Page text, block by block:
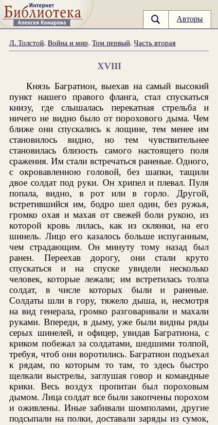
Авторы
Л. Толстой.Война и мир.Том первый.Часть вторая
XVIII
Князь Багратион, выехав на самый высокий
пункт нашего правого фланга, стал спускаться
книзу, где слышалась перекатная стрельба и
ничего не видно было от порохового дыма. Чем
ближе они спускались к лощине, тем менее им
становилось видно, но тем чувствительнее
становилась близость самого настоящего поля
сражения. Им стали встречаться раненые. Одного,
с окровавленною головой, без шапки, тащили
двое солдат под руки. Он хрипел и плевал. Пуля
попала, видно, в рот или в горло. Другой,
встретившийся им, бодро шел один, без ружья,
громко охая и махая от свежей боли рукою, из
которой кровь лилась, как из склянки, на его
шинель. Лицо его казалось больше испуганным,
чем страдающим. Он минуту тому назад был
ранен. Переехав дорогу, они стали круто
спускаться и на спуске увидели несколько
человек, которые лежали; им встретилась толпа
солдат, в числе которых были и раненые.
Солдаты шли в гору, тяжело дыша, и, несмотря
на вид генерала, громко разговаривали и махали
руками. Впереди, в дыму, уже были видны ряды
серых шинелей, и офицер, увидав Багратиона, с
криком побежал за солдатами, шедшими толпой,
требуя, чтоб они воротились. Багратион подъехал
к рядам, по которым то там, то здесь быстро
щелкали выстрелы, заглушая говор и командные
крики. Весь воздух пропитан был пороховым
дымом. Лица солдат все были закопчены порохом
и оживлены. Иные забивали шомполами, другие
подсыпали на полки, доставали заряды из сумок,